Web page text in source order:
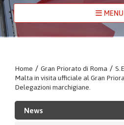
MENU
Home / Gran Priorato di Roma /
Malta in visita ufficiale al Gran
Delegazioni marchigiane.
News